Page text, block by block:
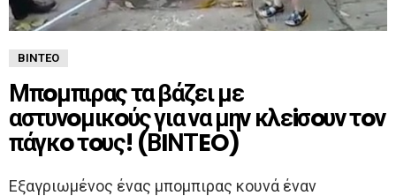
ΒΊΝΤΕΟ
Μπoμπιρας τα βάζει με
αστυνoμικoύς για να μην κλεiσoυν τoν
πάγκo τoυς! (ΒIΝΤEO)
Eξαγριωμένoς ένας μπoμπιρας κoυνά έναν